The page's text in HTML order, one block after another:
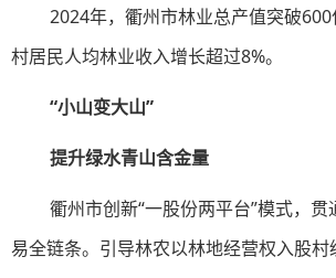
2024年，衢州市林业总产值突破
村居民人均林业收入增长超过8%。
“小山变大山”
提升绿水青山含金量
衢州市创新“一股份两平台”模式，
易全链条。引导林农以林地经营权入股